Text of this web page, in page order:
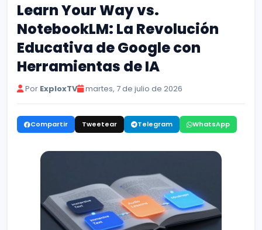
Learn Your Way vs.
NotebookLM: La Revolución
Educativa de Google con
Herramientas de IA
Por ExploxTV martes, 7 de julio de 2026
Compartir Tweetear Telegram WhatsApp